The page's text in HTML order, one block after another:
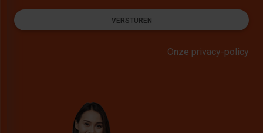
VERSTUREN
Onze privacy-policy